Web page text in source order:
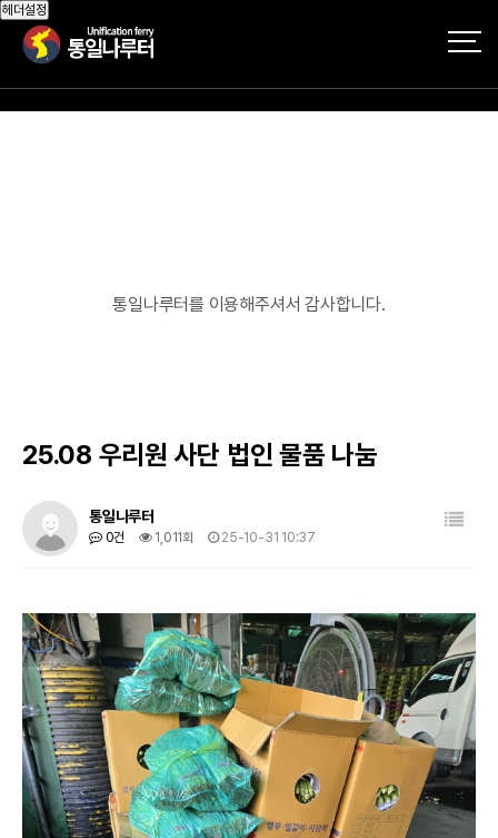
헤더설정
통일나루터를 이용해주셔서 감사합니다.
25.08 우리원 사단 법인 물품 나눔
통일나루터
0건 1,011회 25-10-31 10:37